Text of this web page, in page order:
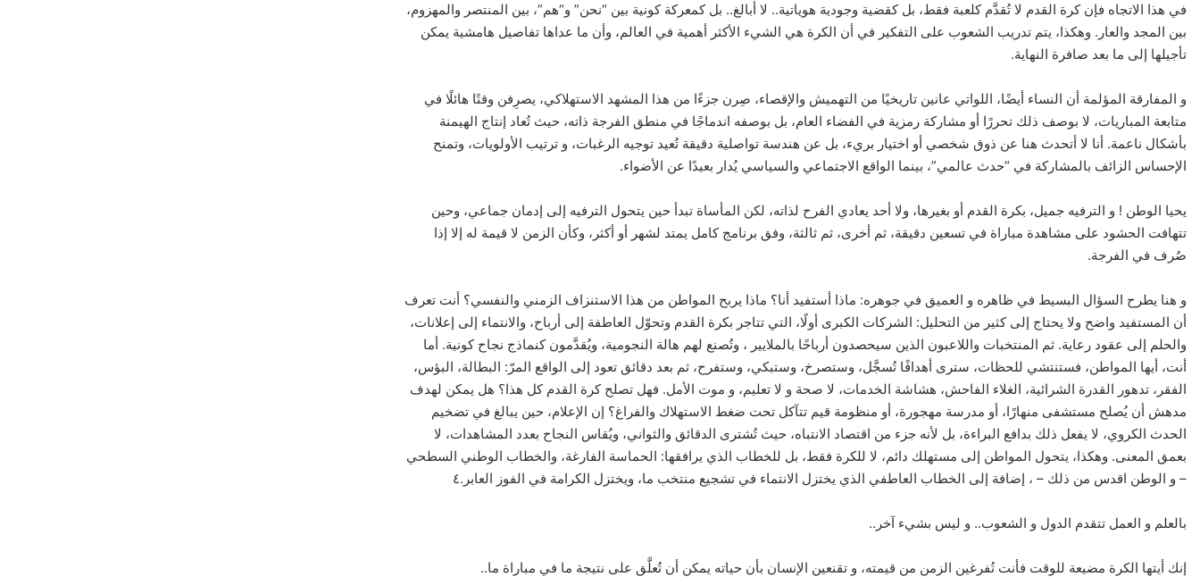
في هذا الاتجاه فإن كرة القدم لا تُقدَّم كلعبة فقط، بل كقضية وجودية هوياتية.. لا أبالغ.. بل كمعركة كونية بين “نحن” و“هم”، بين المنتصر والمهزوم،
بين المجد والعار. وهكذا، يتم تدريب الشعوب على التفكير في أن الكرة هي الشيء الأكثر أهمية في العالم، وأن ما عداها تفاصيل هامشية يمكن
تأجيلها إلى ما بعد صافرة النهاية.
و المفارقة المؤلمة أن النساء أيضًا، اللواتي عانين تاريخيًا من التهميش والإقصاء، صِرن جزءًا من هذا المشهد الاستهلاكي، يصرِفن وقتًا هائلًا في
متابعة المباريات، لا بوصف ذلك تحررًا أو مشاركة رمزية في الفضاء العام، بل بوصفه اندماجًا في منطق الفرجة ذاته، حيث تُعاد إنتاج الهيمنة
بأشكال ناعمة. أنا لا أتحدث هنا عن ذوق شخصي أو اختيار بريء، بل عن هندسة تواصلية دقيقة تُعيد توجيه الرغبات، و ترتيب الأولويات، وتمنح
الإحساس الزائف بالمشاركة في “حدث عالمي”، بينما الواقع الاجتماعي والسياسي يُدار بعيدًا عن الأضواء.
يحيا الوطن ! و الترفيه جميل، بكرة القدم أو بغيرها، ولا أحد يعادي الفرح لذاته، لكن المأساة تبدأ حين يتحول الترفيه إلى إدمان جماعي، وحين
تتهافت الحشود على مشاهدة مباراة في تسعين دقيقة، ثم أخرى، ثم ثالثة، وفق برنامج كامل يمتد لشهر أو أكثر، وكأن الزمن لا قيمة له إلا إذا
صُرف في الفرجة.
و هنا يطرح السؤال البسيط في ظاهره و العميق في جوهره: ماذا أستفيد أنا؟ ماذا يربح المواطن من هذا الاستنزاف الزمني والنفسي؟ أنت تعرف
أن المستفيد واضح ولا يحتاج إلى كثير من التحليل: الشركات الكبرى أولًا، التي تتاجر بكرة القدم وتحوّل العاطفة إلى أرباح، والانتماء إلى إعلانات،
والحلم إلى عقود رعاية. ثم المنتخبات واللاعبون الذين سيحصدون أرباحًا بالملايير ، وتُصنع لهم هالة النجومية، ويُقدَّمون كنماذج نجاح كونية. أما
أنت، أيها المواطن، فستنتشي للحظات، سترى أهدافًا تُسجَّل، وستصرخ، وستبكي، وستفرح، ثم بعد دقائق تعود إلى الواقع المرّ: البطالة، البؤس،
الفقر، تدهور القدرة الشرائية، الغلاء الفاحش، هشاشة الخدمات، لا صحة و لا تعليم، و موت الأمل. فهل تصلح كرة القدم كل هذا؟ هل يمكن لهدف
مدهش أن يُصلح مستشفى منهارًا، أو مدرسة مهجورة، أو منظومة قيم تتآكل تحت ضغط الاستهلاك والفراغ؟ إن الإعلام، حين يبالغ في تضخيم
الحدث الكروي، لا يفعل ذلك بدافع البراءة، بل لأنه جزء من اقتصاد الانتباه، حيث تُشترى الدقائق والثواني، ويُقاس النجاح بعدد المشاهدات، لا
بعمق المعنى. وهكذا، يتحول المواطن إلى مستهلك دائم، لا للكرة فقط، بل للخطاب الذي يرافقها: الحماسة الفارغة، والخطاب الوطني السطحي
– و الوطن اقدس من ذلك – ، إضافة إلى الخطاب العاطفي الذي يختزل الانتماء في تشجيع منتخب ما، ويختزل الكرامة في الفوز العابر.٤
بالعلم و العمل تتقدم الدول و الشعوب.. و ليس بشيء آخر..
إنك أيتها الكرة مضيعة للوقت فأنت تُفرغين الزمن من قيمته، و تقنعين الإنسان بأن حياته يمكن أن تُعلَّق على نتيجة ما في مباراة ما..